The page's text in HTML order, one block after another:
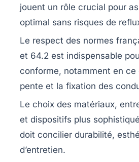
jouent un rôle crucial pour
optimal sans risques de
Le respect des normes
et 64.2 est indispensable
conforme, notamment en ce
pente et la fixation des
Le choix des matériaux,
et dispositifs plus
doit concilier durabilité,
d’entretien.